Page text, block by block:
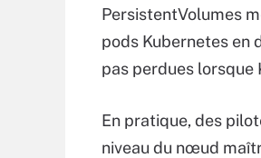
PersistentVolumes
pods Kubernetes en
pas perdues lorsque
En pratique, des
niveau du nœud